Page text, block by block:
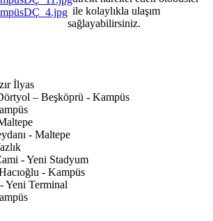
ile kolaylıkla ulaşım
sağlayabilirsiniz.
İlyas
– Beşköprü - Kampüs
- Maltepe
- Yeni Stadyum
- Kampüs
Yeni Terminal